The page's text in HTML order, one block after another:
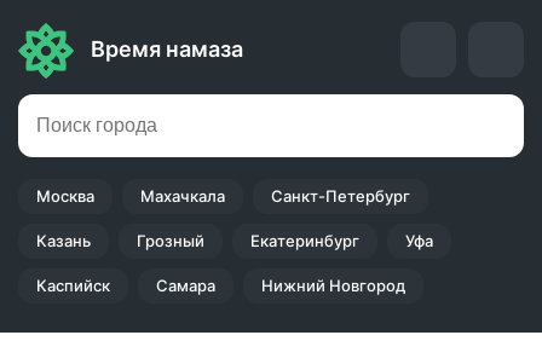
Время намаза
Москва Махачкала Санкт-Петербург
Казань Грозный Екатеринбург Уфа
Каспийск Самара Нижний Новгород